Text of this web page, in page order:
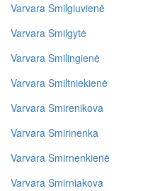
Varvara Smilgiuvienė
Varvara Smilgytė
Varvara Smilingienė
Varvara Smiltniekienė
Varvara Smirenikova
Varvara Smirinenka
Varvara Smirnenkienė
Varvara Smirniakova